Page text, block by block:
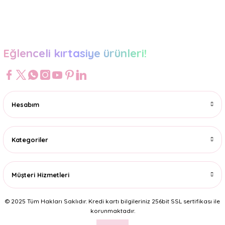
Eğlenceli kırtasiye ürünleri!
Hesabım
Kategoriler
Müşteri Hizmetleri
© 2025 Tüm Hakları Saklıdır. Kredi kartı bilgileriniz 256bit SSL sertifikası ile
korunmaktadır.